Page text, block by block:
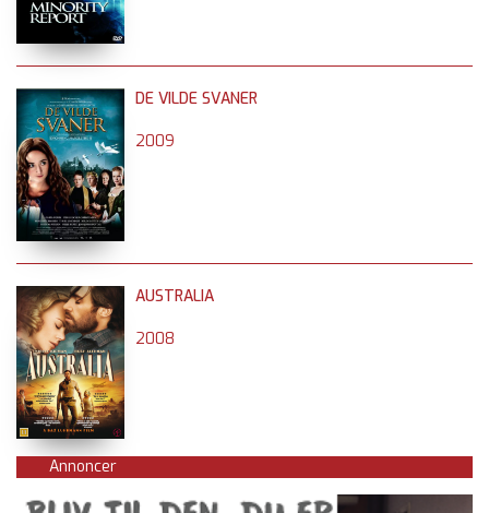
DE VILDE SVANER
2009
AUSTRALIA
2008
Annoncer